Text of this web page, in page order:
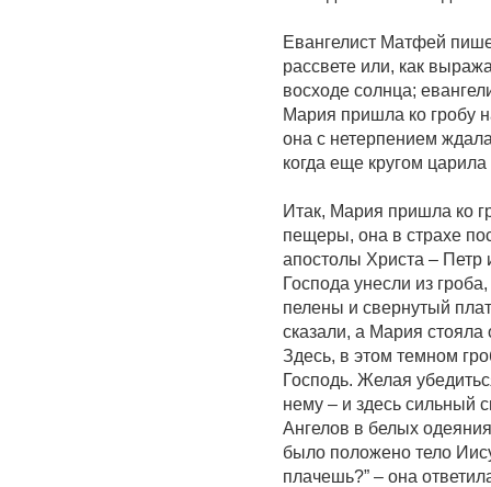
Евангелист Матфей
рассвете или, как
восходе солнца;
Мария пришла ко гробу
она с нетерпением
когда еще кругом
Итак, Мария пришла ко
пещеры, она в страхе
апостолы Христа – Петр
Господа унесли из
пелены и свернутый
сказали, а Мария
Здесь, в этом темном
Господь. Желая
нему – и здесь сильный
Ангелов в белых
было положено тело
плачешь?” – она